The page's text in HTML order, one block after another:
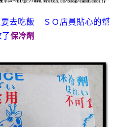
要去吃飯 ＳＯ店員貼心的幫
保冷劑